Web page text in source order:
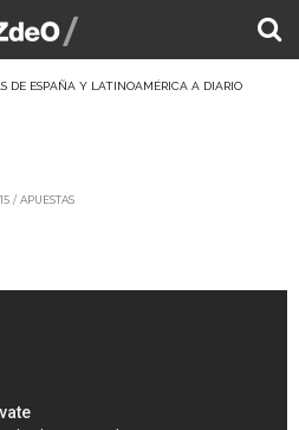
DE ESPAÑA Y LATINOAMÉRICA A DIARIO
APUESTAS